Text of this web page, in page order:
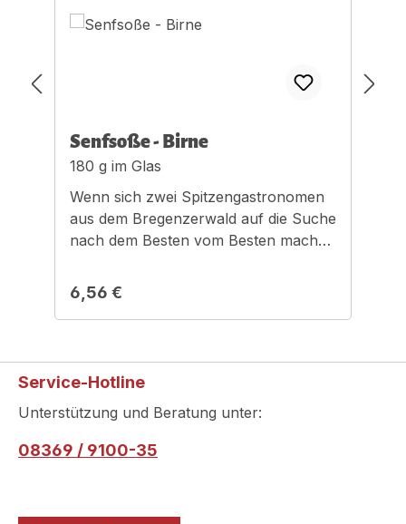
Senfsoße - Birne
180 g im Glas
Wenn sich zwei Spitzengastronomen
aus dem Bregenzerwald auf die Suche
nach dem Besten vom Besten machen
Gaumen.Optimal für Käseplatten.
Regulärer Preis:
6,56 €
Service-Hotline
Unterstützung und Beratung unter:
08369 / 9100-35